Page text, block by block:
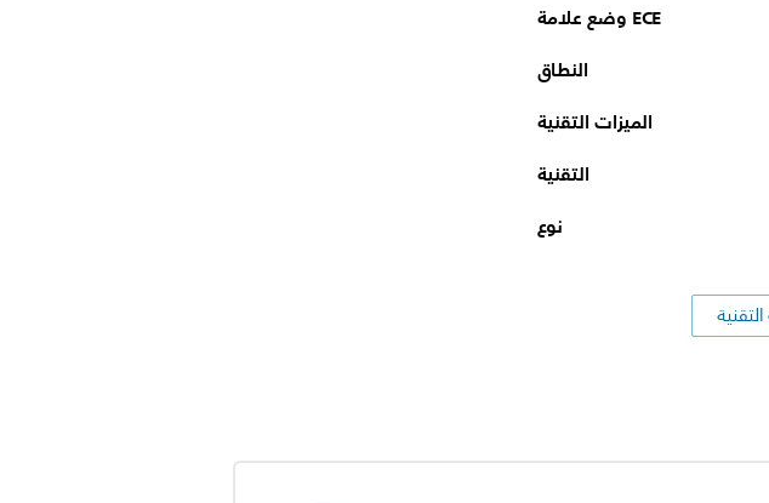
وضع علامة ECE
النطاق
الميزات التقنية
التقنية
نوع